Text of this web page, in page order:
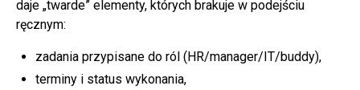
daje „twarde” elementy, których brakuje w podejściu
ręcznym:
zadania przypisane do ról (HR/manager/IT/buddy),
terminy i status wykonania,